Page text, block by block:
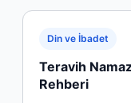
Din ve İbadet
Teravih
Rehberi